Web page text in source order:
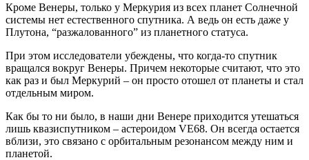
Кроме Венеры, только у Меркурия из всех планет Солнечной
системы нет естественного спутника. А ведь он есть даже у
Плутона, “разжалованного” из планетного статуса.
При этом исследователи убеждены, что когда-то спутник
вращался вокруг Венеры. Причем некоторые считают, что это
как раз и был Меркурий – он просто отошел от планеты и стал
отдельным миром.
Как бы то ни было, в наши дни Венере приходится утешаться
лишь квазиспутником – астероидом VE68. Он всегда остается
вблизи, это связано с орбитальным резонансом между ним и
планетой.